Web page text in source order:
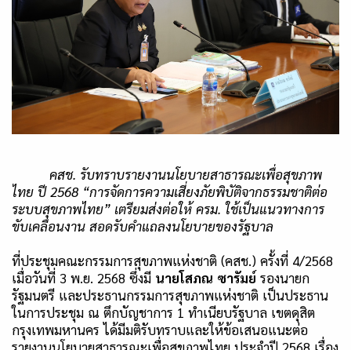
คสช. รับทราบรายงานนโยบายสาธารณะเพื่อสุขภาพ
ไทย ปี 2568“การจัดการความเสี่ยงภัยพิบัติจากธรรมชาติต่อ
ระบบสุขภาพไทย” เตรียมส่งต่อให้ ครม. ใช้เป็นแนวทางการ
ขับเคลื่อนงาน สอดรับคำแถลงนโยบายของรัฐบาล
ที่ประชุมคณะกรรมการสุขภาพแห่งชาติ (คสช.) ครั้งที่ 4/2568
เมื่อวันที่ 3 พ.ย. 2568 ซึ่งมี นายโสภณ ซารัมย์ รองนายก
รัฐมนตรี และประธานกรรมการสุขภาพแห่งชาติ เป็นประธาน
ในการประชุม ณ ตึกบัญชาการ 1 ทำเนียบรัฐบาล เขตดุสิต
กรุงเทพมหานคร ได้มีมติรับทราบและให้ข้อเสนอแนะต่อ